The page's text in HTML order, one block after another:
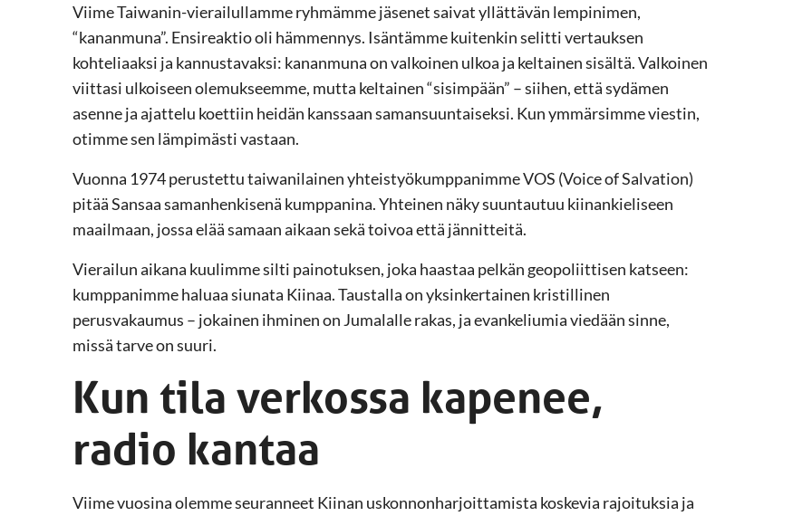
Viime Taiwanin-vierailullamme ryhmämme jäsenet saivat yllättävän lempinimen,
“kananmuna”. Ensireaktio oli hämmennys. Isäntämme kuitenkin selitti vertauksen
kohteliaaksi ja kannustavaksi: kananmuna on valkoinen ulkoa ja keltainen sisältä. Valkoinen
viittasi ulkoiseen olemukseemme, mutta keltainen “sisimpään” – siihen, että sydämen
asenne ja ajattelu koettiin heidän kanssaan samansuuntaiseksi. Kun ymmärsimme viestin,
otimme sen lämpimästi vastaan.
Vuonna 1974 perustettu taiwanilainen yhteistyökumppanimme VOS (Voice of Salvation)
pitää Sansaa samanhenkisenä kumppanina. Yhteinen näky suuntautuu kiinankieliseen
maailmaan, jossa elää samaan aikaan sekä toivoa että jännitteitä.
Vierailun aikana kuulimme silti painotuksen, joka haastaa pelkän geopoliittisen katseen:
kumppanimme haluaa siunata Kiinaa. Taustalla on yksinkertainen kristillinen
perusvakaumus – jokainen ihminen on Jumalalle rakas, ja evankeliumia viedään sinne,
missä tarve on suuri.
Kun tila verkossa kapenee,
radio kantaa
Viime vuosina olemme seuranneet Kiinan uskonnonharjoittamista koskevia rajoituksia ja